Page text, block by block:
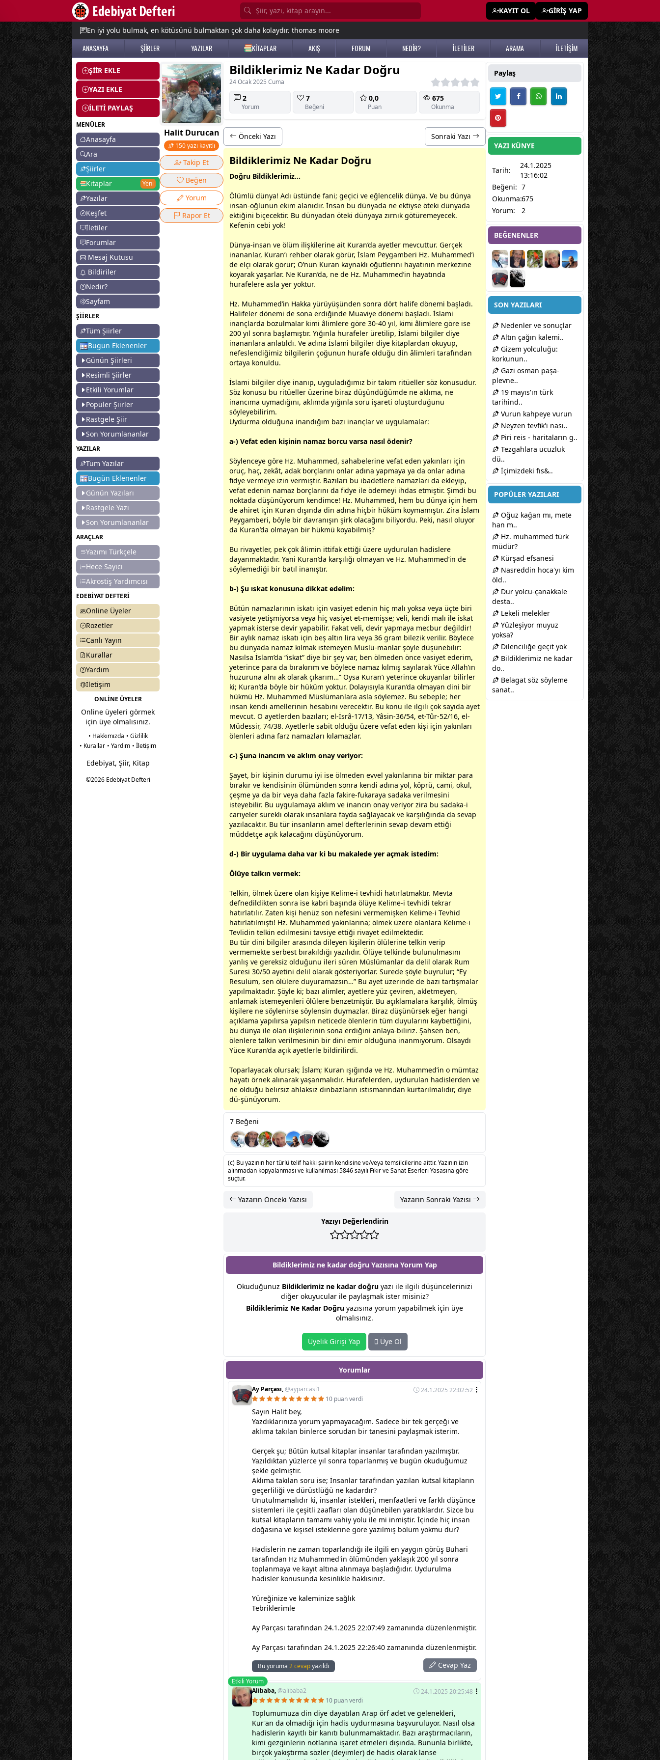
KAYIT OL GİRİŞ YAP
En iyi yolu bulmak, en kötüsünü bulmaktan çok daha kolaydır. thomas moore
ANASAYFA ŞİİRLER YAZILAR KİTAPLAR AKIŞ FORUM NEDİR? İLETİLER ARAMA İLETİŞİM
ŞİİR EKLE
YAZI EKLE
İLETİ PAYLAŞ
MENÜLER
Anasayfa
Ara
Şiirler
Kitaplar
Yeni
Yazılar
Keşfet
İletiler
Forumlar
Mesaj Kutusu
Bildiriler
Nedir?
Sayfam
ŞİİRLER
Tüm Şiirler
Bugün Eklenenler
Günün Şiirleri
Resimli Şiirler
Etkili Yorumlar
Popüler Şiirler
Rastgele Şiir
Son Yorumlananlar
YAZILAR
Tüm Yazılar
Bugün Eklenenler
Günün Yazıları
Rastgele Yazı
Son Yorumlananlar
ARAÇLAR
Yazımı Türkçele
Hece Sayıcı
Akrostiş Yardımcısı
EDEBİYAT DEFTERİ
Online Üyeler
Rozetler
Canlı Yayın
Kurallar
Yardım
İletişim
ONLİNE ÜYELER
Online üyeleri görmek
için üye olmalısınız.
• Hakkımızda • Gizlilik
• Kurallar • Yardım • İletişim
Edebiyat, Şiir, Kitap
©2026 Edebiyat Defteri
Halit Durucan
150 yazı kayıtlı
Takip Et
Beğen
Yorum
Rapor Et
Bildiklerimiz Ne Kadar Doğru
24 Ocak 2025 Cuma
2
Yorum
7
Beğeni
0,0
Puan
675
Okunma
Önceki Yazı Sonraki Yazı
Bildiklerimiz Ne Kadar Doğru
Doğru Bildiklerimiz...
Ölümlü dünya! Adı üstünde fani; geçici ve eğlencelik dünya. Ve bu dünya
insan-oğlunun ekim alanıdır. İnsan bu dünyada ne ektiyse öteki dünyada
ektiğini biçecektir. Bu dünyadan öteki dünyaya zırnık götüremeyecek.
Kefenin cebi yok!
Dünya-insan ve ölüm ilişkilerine ait Kuran’da ayetler mevcuttur. Gerçek
inananlar, Kuran’ı rehber olarak görür, İslam Peygamberi Hz. Muhammed’i
de elçi olarak görür; O’nun Kuran kaynaklı öğütlerini hayatının merkezine
koyarak yaşarlar. Ne Kuran’da, ne de Hz. Muhammed’in hayatında
hurafelere asla yer yoktur.
Hz. Muhammed’in Hakka yürüyüşünden sonra dört halife dönemi başladı.
Halifeler dönemi de sona erdiğinde Muaviye dönemi başladı. İslami
inançlarda bozulmalar kimi âlimlere göre 30-40 yıl, kimi âlimlere göre ise
200 yıl sonra başlamıştır. Yığınla hurafeler üretilip, İslami bilgiler diye
inananlara anlatıldı. Ve adına İslami bilgiler diye kitaplardan okuyup,
nefeslendiğimiz bilgilerin çoğunun hurafe olduğu din âlimleri tarafından
ortaya konuldu.
İslami bilgiler diye inanıp, uyguladığımız bir takım ritüeller söz konusudur.
Söz konusu bu ritüeller üzerine biraz düşündüğümde ne aklıma, ne
inancıma uymadığını, aklımda yığınla soru işareti oluşturduğunu
söyleyebilirim.
Uydurma olduğuna inandığım bazı inançlar ve uygulamalar:
a-) Vefat eden kişinin namaz borcu varsa nasıl ödenir?
Söylenceye göre Hz. Muhammed, sahabelerine vefat eden yakınları için
oruç, haç, zekât, adak borçlarını onlar adına yapmaya ya da onlar adına
fidye vermeye izin vermiştir. Bazıları bu ibadetlere namazları da ekleyip,
vefat edenin namaz borçlarını da fidye ile ödemeyi ihdas etmiştir. Şimdi bu
noktada düşünüyorum kendimce! Hz. Muhammed, hem bu dünya için hem
de ahiret için Kuran dışında din adına hiçbir hüküm koymamıştır. Zira İslam
Peygamberi, böyle bir davranışın şirk olacağını biliyordu. Peki, nasıl oluyor
da Kuran’da olmayan bir hükmü koyabilmiş?
Bu rivayetler, pek çok âlimin ittifak ettiği üzere uydurulan hadislere
dayanmaktadır. Yani Kuran’da karşılığı olmayan ve Hz. Muhammed’in de
söylemediği bir batıl inanıştır.
b-) Şu ıskat konusuna dikkat edelim:
Bütün namazlarının iskatı için vasiyet edenin hiç malı yoksa veya üçte biri
vasiyete yetişmiyorsa veya hiç vasiyet et-memişse; veli, kendi malı ile iskat
yapmak isterse devir yapabilir. Fakat veli, devir yapmaya mecbur değildir!
Bir aylık namaz iskatı için beş altın lira veya 36 gram bilezik verilir. Böylece
bu dünyada namaz kılmak istemeyen Müslü-manlar şöyle düşünebilir:
Nasılsa İslam’da “iskat” diye bir şey var, ben ölmeden önce vasiyet ederim,
yeterince para da bırakırım ve böylece namaz kılmış sayılarak Yüce Allah’ın
huzuruna alnı ak olarak çıkarım…” Oysa Kuran’ı yeterince okuyanlar bilirler
ki; Kuran’da böyle bir hüküm yoktur. Dolayısıyla Kuran’da olmayan dini bir
hükmü Hz. Muhammed Müslümanlara asla söylemez. Bu sebeple; her
insan kendi amellerinin hesabını verecektir. Bu konu ile ilgili çok sayıda ayet
mevcut. O ayetlerden bazıları; el-İsrâ-17/13, Yâsin-36/54, et-Tûr-52/16, el-
Müdessir, 74/38. Ayetlerle sabit olduğu üzere vefat eden kişi için yakınları
ölenleri adına farz namazları kılamazlar.
c-) Şuna inancım ve aklım onay veriyor:
Şayet, bir kişinin durumu iyi ise ölmeden evvel yakınlarına bir miktar para
bırakır ve kendisinin ölümünden sonra kendi adına yol, köprü, cami, okul,
çeşme ya da bir veya daha fazla fakire-fukaraya sadaka verilmesini
isteyebilir. Bu uygulamaya aklım ve inancın onay veriyor zira bu sadaka-i
cariyeler sürekli olarak insanlara fayda sağlayacak ve karşılığında da sevap
yazılacaktır. Bu tür insanların amel defterlerinin sevap devam ettiği
müddetçe açık kalacağını düşünüyorum.
d-) Bir uygulama daha var ki bu makalede yer açmak istedim:
Ölüye talkın vermek:
Telkin, ölmek üzere olan kişiye Kelime-i tevhidi hatırlatmaktır. Mevta
defnedildikten sonra ise kabri başında ölüye Kelime-i tevhidi tekrar
hatırlatılır. Zaten kişi henüz son nefesini vermemişken Kelime-i Tevhid
hatırlatılmıştı! Hz. Muhammed yakınlarına; ölmek üzere olanlara Kelime-i
Tevlidin telkin edilmesini tavsiye ettiği rivayet edilmektedir.
Bu tür dini bilgiler arasında dileyen kişilerin ölülerine telkin verip
vermemekte serbest bırakıldığı yazılıdır. Ölüye telkinde bulunulmasını
yanlış ve gereksiz olduğunu ileri süren Müslümanlar da delil olarak Rum
Suresi 30/50 ayetini delil olarak gösteriyorlar. Surede şöyle buyrulur; “Ey
Resulüm, sen ölülere duyuramazsın…” Bu ayet üzerinde de bazı tartışmalar
yapılmaktadır. Şöyle ki; bazı alimler, ayetlere yüz çeviren, akletmeyen,
anlamak istemeyenleri ölülere benzetmiştir. Bu açıklamalara karşılık, ölmüş
kişilere ne söylenirse söylensin duymazlar. Biraz düşünürsek eğer hangi
açıklama yapılırsa yapılsın neticede ölenlerin tüm duyularını kaybettiğini,
bu dünya ile olan ilişkilerinin sona erdiğini anlaya-biliriz. Şahsen ben,
ölenlere talkın verilmesinin bir dini emir olduğuna inanmıyorum. Olsaydı
Yüce Kuran’da açık ayetlerle bildirilirdi.
Toparlayacak olursak; İslam; Kuran ışığında ve Hz. Muhammed’in o mümtaz
hayatı örnek alınarak yaşanmalıdır. Hurafelerden, uydurulan hadislerden ve
ne olduğu belirsiz ahlaksız dinbazların istismarından kurtarılmalıdır, diye
dü-şünüyorum.
7 Beğeni
(c) Bu yazının her türlü telif hakkı şairin kendisine ve/veya temsilcilerine aittir. Yazının izin
alınmadan kopyalanması ve kullanılması 5846 sayılı Fikir ve Sanat Eserleri Yasasına göre
suçtur.
Yazarın Önceki Yazısı Yazarın Sonraki Yazısı
Yazıyı Değerlendirin
Bildiklerimiz ne kadar doğru Yazısına Yorum Yap
Okuduğunuz Bildiklerimiz ne kadar doğru yazı ile ilgili düşüncelerinizi
diğer okuyucular ile paylaşmak ister misiniz?
Bildiklerimiz Ne Kadar Doğru yazısına yorum yapabilmek için üye
olmalısınız.
Üyelik Girişi Yap Üye Ol
Yorumlar
Ay Parçası,@ayparcasi1
24.1.2025 22:02:52
10 puan verdi
Sayın Halit bey,
Yazdıklarınıza yorum yapmayacağım. Sadece bir tek gerçeği ve
aklıma takılan binlerce sorudan bir tanesini paylaşmak isterim.
Gerçek şu; Bütün kutsal kitaplar insanlar tarafından yazılmıştır.
Yazıldıktan yüzlerce yıl sonra toparlanmış ve bugün okuduğumuz
şekle gelmiştir.
Aklıma takılan soru ise; İnsanlar tarafından yazılan kutsal kitapların
geçerliliği ve dürüstlüğü ne kadardır?
Unutulmamalıdır ki, insanlar istekleri, menfaatleri ve farklı düşünce
sistemleri ile çeşitli zaafları olan düşünebilen yaratıklardır. Sizce bu
kutsal kitapların tamamı vahiy yolu ile mi inmiştir. İçinde hiç insan
doğasına ve kişisel isteklerine göre yazılmış bölüm yokmu dur?
Hadislerin ne zaman toparlandığı ile ilgili en yaygın görüş Buhari
tarafından Hz Muhammed'in ölümünden yaklaşık 200 yıl sonra
toplanmaya ve kayıt altına alınmaya başladığıdır. Uydurulma
hadisler konusunda kesinlikle haklısınız.
Yüreğinize ve kaleminize sağlık
Tebriklerimle
Ay Parçası tarafından 24.1.2025 22:07:49 zamanında düzenlenmiştir.
Ay Parçası tarafından 24.1.2025 22:26:40 zamanında düzenlenmiştir.
Bu yoruma 2 cevapyazıldı Cevap Yaz
Etkili Yorum
Alibaba,@alibaba2
24.1.2025 20:25:48
10 puan verdi
Toplumumuza din diye dayatılan Arap örf adet ve gelenekleri,
Kur'an da olmadığı için hadis uydurmasına başvuruluyor. Nasıl olsa
hadislerin kayıtlı bir kanıtı bulunmamaktadır. Bazı araştırmacıların,
kimi gezginlerin notlarına işaret etmeleri dışında. Bununla birlikte,
birçok yakıştırma sözler (deyimler) de hadis olarak lanse
Paylaş
YAZI KÜNYE
Tarih:
24.1.2025
13:16:02
Beğeni: 7
Okunma:675
Yorum:
2
BEĞENENLER
SON YAZILARI
Nedenler ve sonuçlar
Altın çağın kalemi..
Gizem yolculuğu:
korkunun..
Gazi osman paşa-
plevne..
19 mayıs'ın türk
tarihind..
Vurun kahpeye vurun
Neyzen tevfik'i nası..
Piri reis - haritaların g..
Tezgahlara ucuzluk
dü..
İçimizdeki fıs&..
POPÜLER YAZILARI
Oğuz kağan mı, mete
han m..
Hz. muhammed türk
müdür?
Kürşad efsanesi
Nasreddin hoca'yı kim
öld..
Dur yolcu-çanakkale
desta..
Lekeli melekler
Yüzleşiyor muyuz
yoksa?
Dilenciliğe geçit yok
Bildiklerimiz ne kadar
do..
Belagat söz söyleme
sanat..
menu